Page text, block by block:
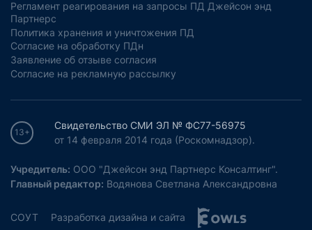
Регламент реагирования на запросы ПД Джейсон энд
Партнерс
Политика хранения и уничтожения ПД
Согласие на обработку ПДн
Заявление об отзыве согласия
Согласие на рекламную рассылку
13+
Свидетельство СМИ ЭЛ № ФС77-56975
от 14 февраля 2014 года (Роскомнадзор).
Учредитель: ООО "Джейсон энд Партнерс Консалтинг".
Главный редактор: Водянова Светлана Александровна
СОУТ Разработка дизайна и сайта